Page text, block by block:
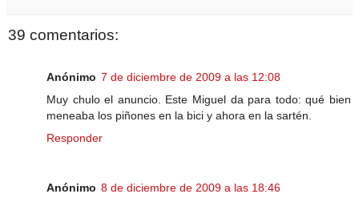
39 comentarios:
Anónimo 7 de diciembre de 2009 a las 12:08
Muy chulo el anuncio. Este Miguel da para todo: qué bien
meneaba los piñones en la bici y ahora en la sartén.
Responder
Anónimo 8 de diciembre de 2009 a las 18:46